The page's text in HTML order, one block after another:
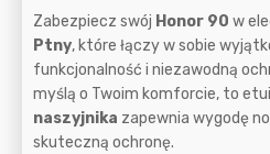
Zabezpiecz swój Honor 90 w
Ptny, które łączy w sobie
funkcjonalność i niezawodną
myślą o Twoim komforcie, to
naszyjnika zapewnia wygodę
skuteczną ochronę.